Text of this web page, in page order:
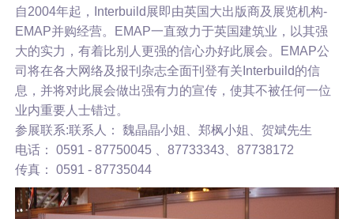
自2004年起，Interbuild展即由英国大出版商及展览机构-
EMAP并购经营。EMAP一直致力于英国建筑业，以其强
大的实力，有着比别人更强的信心办好此展会。EMAP公
司将在各大网络及报刊杂志全面刊登有关Interbuild的信
息，并将对此展会做出强有力的宣传，使其不被任何一位
业内重要人士错过。
参展联系:联系人： 魏晶晶小姐、郑枫小姐、贺斌先生
电话：
0591 - 87750045
、87733343、87738172
传真：
0591 - 87735044